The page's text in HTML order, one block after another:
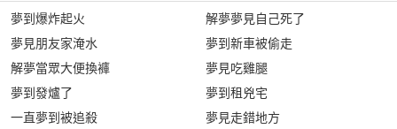
夢到爆炸起火
夢見朋友家淹水
解夢當眾大便換褲
夢到發爐了
一直夢到被追殺
解夢夢見自己死了
夢到新車被偷走
夢見吃雞腿
夢到租兇宅
夢見走錯地方